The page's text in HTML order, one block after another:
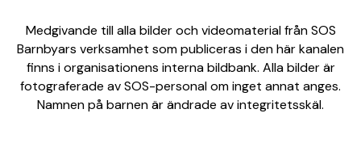
Medgivande till alla bilder och videomaterial från SOS
Barnbyars verksamhet som publiceras i den här kanalen
finns i organisationens interna bildbank. Alla bilder är
fotograferade av SOS-personal om inget annat anges.
Namnen på barnen är ändrade av integritetsskäl.